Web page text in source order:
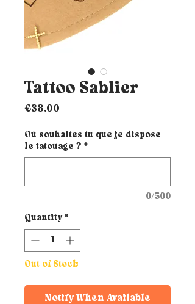
Tattoo Sablier
€38.00
Où souhaites tu que je dispose
le tatouage ? *
0/500
Quantity *
Out of Stock
Notify When Available